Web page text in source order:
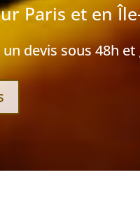
Paris et en
devis sous 48h